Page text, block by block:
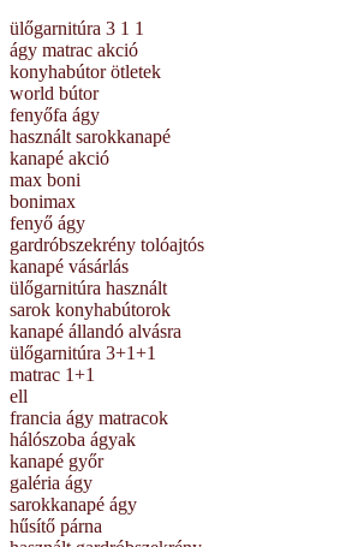
ülőgarnitúra 3 1 1
ágy matrac akció
konyhabútor ötletek
world bútor
fenyőfa ágy
használt sarokkanapé
kanapé akció
max boni
bonimax
fenyő ágy
gardróbszekrény tolóajtós
kanapé vásárlás
ülőgarnitúra használt
sarok konyhabútorok
kanapé állandó alvásra
ülőgarnitúra 3+1+1
matrac 1+1
ell
francia ágy matracok
hálószoba ágyak
kanapé győr
galéria ágy
sarokkanapé ágy
hűsítő párna